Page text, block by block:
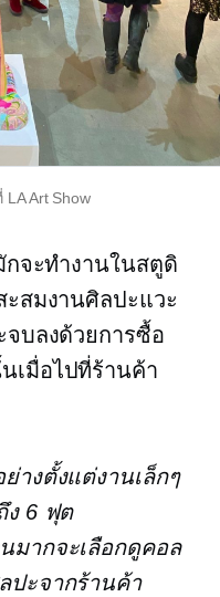
Art Show
กจะทำงานในสตูดิ
สมงานศิลปะแวะ
จบลงด้วยการซื้อ
เมื่อไปที่ร้านค้า
างตั้งแต่งานเล็กๆ
ง 6 ฟุต
มากจะเลือกดูคอล
ปะจากร้านค้า